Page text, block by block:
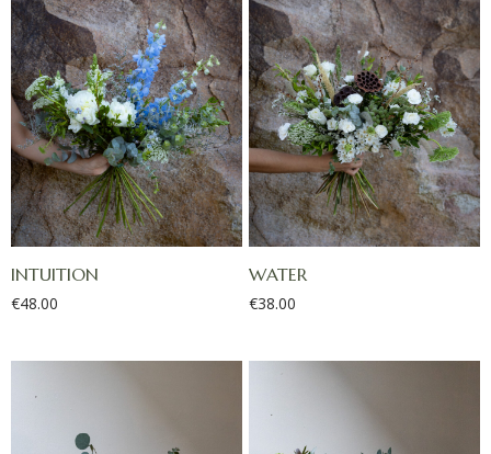
INTUITION
€48.00
WATER
€38.00